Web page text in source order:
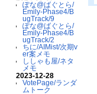
ぽな@ばぐとら/
Emily-Phase4/B
ugTrack/9
ぽな@ばぐとら/
Emily-Phase4/B
ugTrack/2
ちに/AIMist/次期v
er案メモ
ししゃも屋/ネタ
メモ
2023-12-28
VotePage/ランダ
ムトーク